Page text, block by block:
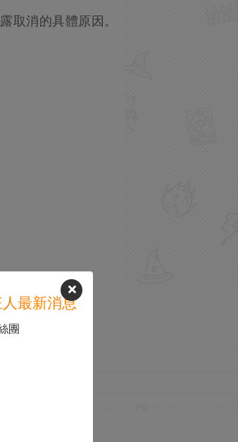
取消的具體原因。
最新消息
團